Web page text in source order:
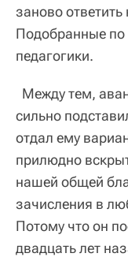
заново
Подобранные по
педагогики.
Между тем,
сильно
отдал ему
прилюдно
нашей общей
зачисления в
Потому что он
двадцать лет